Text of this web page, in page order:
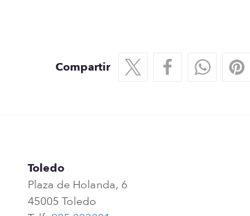
Compartir
Toledo
Plaza de Holanda, 6
45005 Toledo